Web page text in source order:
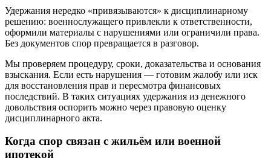
Удержания нередко «привязываются» к дисциплинарному
решению: военнослужащего привлекли к ответственности,
оформили материалы с нарушениями или ограничили права.
Без документов спор превращается в разговор.
Мы проверяем процедуру, сроки, доказательства и основания
взыскания. Если есть нарушения — готовим жалобу или иск
для восстановления прав и пересмотра финансовых
последствий. В таких ситуациях удержания из денежного
довольствия оспорить можно через правовую оценку
дисциплинарного акта.
Когда спор связан с жильём или военной
ипотекой